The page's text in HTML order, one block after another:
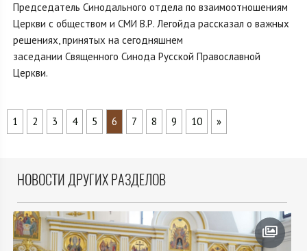
Председатель Синодального отдела по взаимоотношениям
Церкви с обществом и СМИ В.Р. Легойда рассказал о важных
решениях, принятых на сегодняшнем
заседании Священного Синода Русской Православной
Церкви.
1 2 3 4 5 6 7 8 9 10 »
НОВОСТИ ДРУГИХ РАЗДЕЛОВ